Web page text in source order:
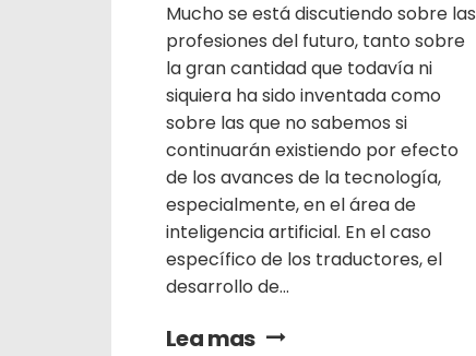
Mucho se está discutiendo sobre las
profesiones del futuro, tanto sobre
la gran cantidad que todavía ni
siquiera ha sido inventada como
sobre las que no sabemos si
continuarán existiendo por efecto
de los avances de la tecnología,
especialmente, en el área de
inteligencia artificial. En el caso
específico de los traductores, el
desarrollo de...
Lea mas